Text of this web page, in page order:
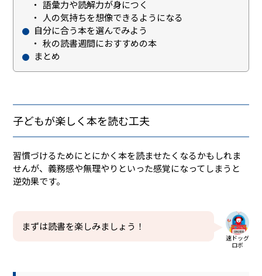
語彙力や読解力が身につく
人の気持ちを想像できるようになる
自分に合う本を選んでみよう
秋の読書週間におすすめの本
まとめ
子どもが楽しく本を読む工夫
習慣づけるためにとにかく本を読ませたくなるかもしれま
せんが、義務感や無理やりといった感覚になってしまうと
逆効果です。
まずは読書を楽しみましょう！
速ドッグ
ロボ